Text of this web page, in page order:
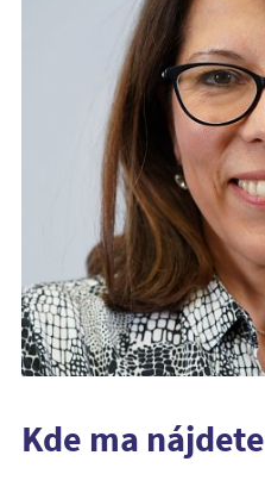
Kde ma nájdete